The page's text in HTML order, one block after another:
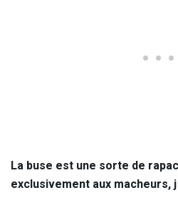
La buse est une sorte de
exclusivement aux